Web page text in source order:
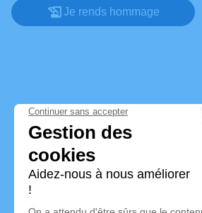
Je rends hommage